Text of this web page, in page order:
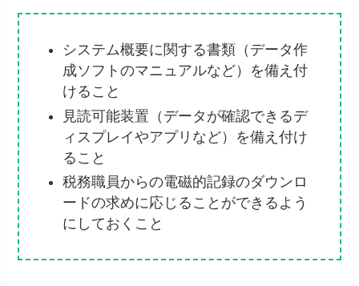
システム概要に関する書類（データ作
成ソフトのマニュアルなど）を備え付
けること
見読可能装置（データが確認できるデ
ィスプレイやアプリなど）を備え付け
ること
税務職員からの電磁的記録のダウンロ
ードの求めに応じることができるよう
にしておくこと